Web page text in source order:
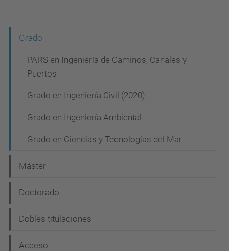
i
ó
Grado
PARS en Ingeniería de Caminos, Canales y
Puertos
Grado en Ingeniería Civil (2020)
Grado en Ingeniería Ambiental
Grado en Ciencias y Tecnologías del Mar
Máster
Doctorado
Dobles titulaciones
Acceso